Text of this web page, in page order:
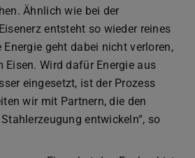
Ähnlich wie bei der
entsteht so wieder reines
Energie geht dabei nicht verloren,
Eisen. Wird dafür Energie aus
eingesetzt, ist der Prozess
wir mit Partnern, die den
entwickeln“, so